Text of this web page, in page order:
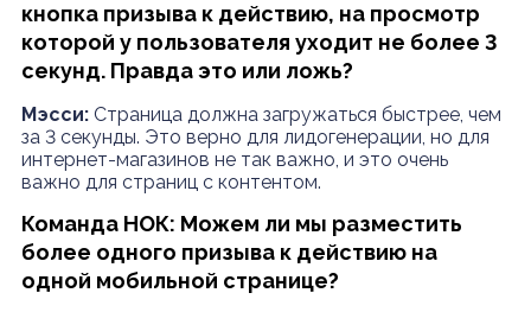
кнопка призыва к действию, на просмотр
которой у пользователя уходит не более 3
секунд. Правда это или ложь?
Мэсси:Страница должна загружаться быстрее, чем
за 3 секунды. Это верно для лидогенерации, но для
интернет-магазинов не так важно, и это очень
важно для страниц с контентом.
Команда НОК: Можем ли мы разместить
более одного призыва к действию на
одной мобильной странице?